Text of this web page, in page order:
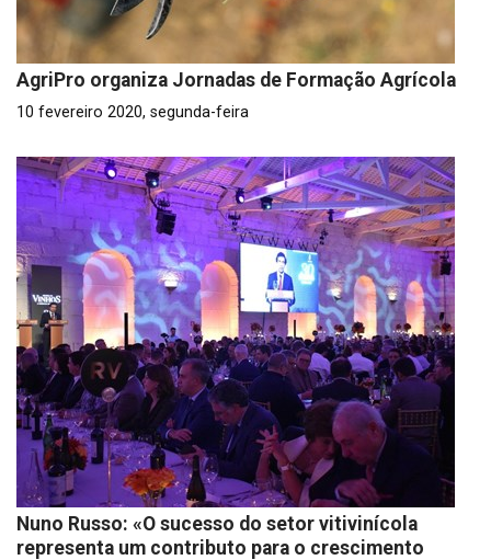
AgriPro organiza Jornadas de Formação Agrícola
10 fevereiro 2020, segunda-feira
Nuno Russo: «O sucesso do setor vitivinícola
representa um contributo para o crescimento